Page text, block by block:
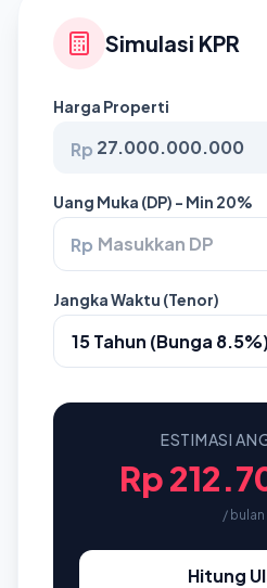
Simulasi KPR
Harga Properti
Rp
Uang Muka (DP) - Min 20%
Rp
Jangka Waktu (Tenor)
ESTIMASI
Rp
/ bulan
Hitung